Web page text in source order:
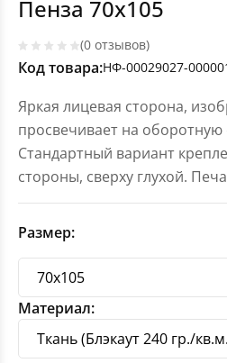
Пенза 70х105
(0 отзывов)
Код товара:НФ-00029027-
Яркая лицевая сторона,
просвечивает на оборотную
Стандартный вариант
стороны, сверху глухой.
Размер:
Материал: